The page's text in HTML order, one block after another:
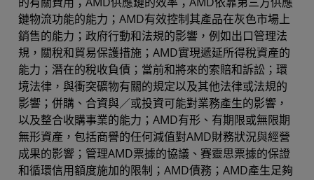
鏈物流功能的能力；AMD有效控制其產品在灰色市場上
銷售的能力；政府行動和法規的影響，例如出口管理法
規，關稅和貿易保護措施；AMD實現遞延所得稅資產的
能力；潛在的稅收負債；當前和將來的索賠和訴訟；環
境法律，與衝突礦物有關的規定以及其他法律或法規的
影響；併購、合資與／或投資可能對業務產生的影響，
以及整合收購事業的能力；AMD有形、有期限或無限期
無形資產，包括商譽的任何減值對AMD財務狀況與經營
成果的影響；管理AMD票據的協議、賽靈思票據的保證
和循環信用額度施加的限制；AMD債務；AMD產生足夠